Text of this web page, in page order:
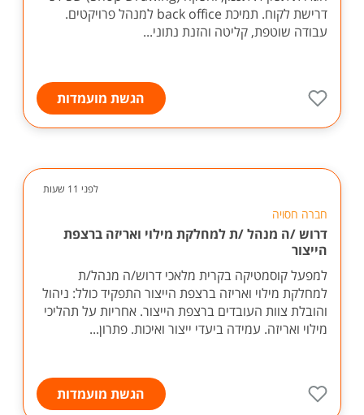
דרישת לקוח. תמיכת back office למנהל פרויקטים.
עבודה שוטפת, קליטה והזנת נתוני...
הגשת מועמדות
לפני 11 שעות
חברה חסויה
דרוש /ה מנהל /ת למחלקת מילוי ואריזה ברצפת
הייצור
למפעל קוסמטיקה בקרית מלאכי דרוש/ה מנהל/ת
למחלקת מילוי ואריזה ברצפת הייצור התפקיד כולל: ניהול
והובלת צוות העובדים ברצפת הייצור. אחריות על תהליכי
מילוי ואריזה. עמידה ביעדי ייצור ואיכות. פתרון...
הגשת מועמדות